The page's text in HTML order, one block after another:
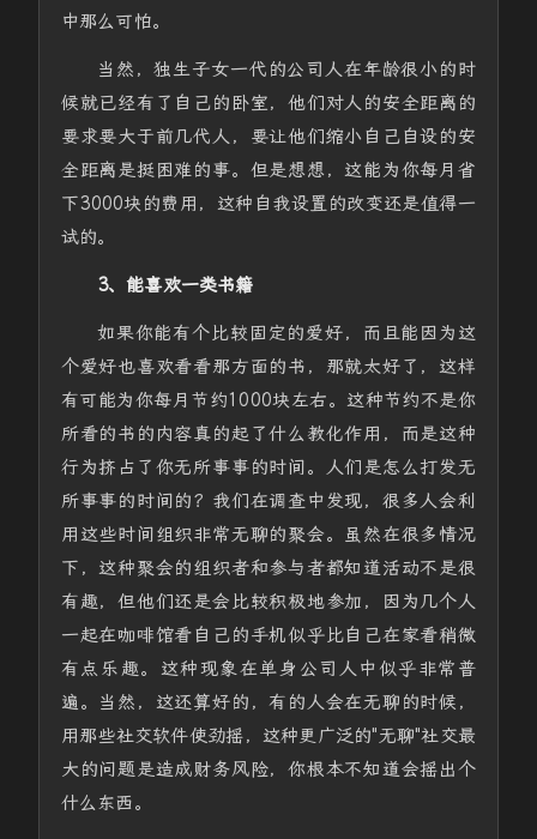
中那么可怕。
当然，独生子女一代的公司人在年龄很小的时
候就已经有了自己的卧室，他们对人的安全距离的
要求要大于前几代人，要让他们缩小自己自设的安
全距离是挺困难的事。但是想想，这能为你每月省
下3000块的费用，这种自我设置的改变还是值得一
试的。
3、能喜欢一类书籍
如果你能有个比较固定的爱好，而且能因为这
个爱好也喜欢看看那方面的书，那就太好了，这样
有可能为你每月节约1000块左右。这种节约不是你
所看的书的内容真的起了什么教化作用，而是这种
行为挤占了你无所事事的时间。人们是怎么打发无
所事事的时间的？我们在调查中发现，很多人会利
用这些时间组织非常无聊的聚会。虽然在很多情况
下，这种聚会的组织者和参与者都知道活动不是很
有趣，但他们还是会比较积极地参加，因为几个人
一起在咖啡馆看自己的手机似乎比自己在家看稍微
有点乐趣。这种现象在单身公司人中似乎非常普
遍。当然，这还算好的，有的人会在无聊的时候，
用那些社交软件使劲摇，这种更广泛的"无聊"社交最
大的问题是造成财务风险，你根本不知道会摇出个
什么东西。